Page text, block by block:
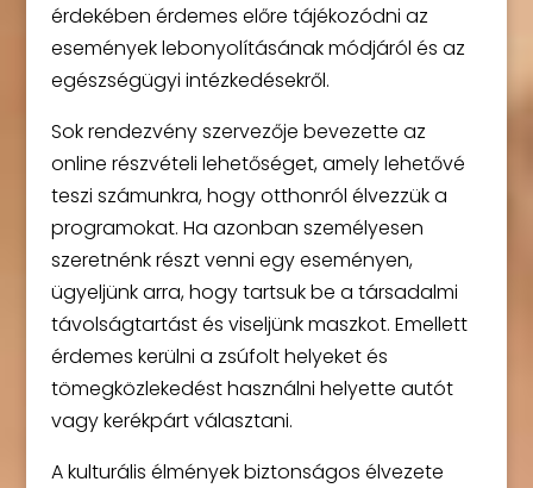
érdekében érdemes előre tájékozódni az
események lebonyolításának módjáról és az
egészségügyi intézkedésekről.
Sok rendezvény szervezője bevezette az
online részvételi lehetőséget, amely lehetővé
teszi számunkra, hogy otthonról élvezzük a
programokat. Ha azonban személyesen
szeretnénk részt venni egy eseményen,
ügyeljünk arra, hogy tartsuk be a társadalmi
távolságtartást és viseljünk maszkot. Emellett
érdemes kerülni a zsúfolt helyeket és
tömegközlekedést használni helyette autót
vagy kerékpárt választani.
A kulturális élmények biztonságos élvezete